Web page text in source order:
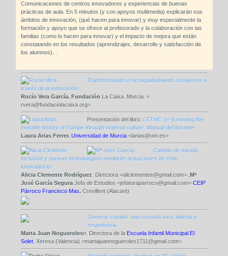
Comunicaciones de centros innovadores y experiencias de buenas
prácticas de aula. En 5 minutos (y con apoyos multimedia) explicarán sus
ámbitos de innovación, (qué hacen para innovar) y muy especialmente la
formación y apoyo que se ofrece al profesorado y la colaboración con las
familias (como lo hacen para innovar) y el impacto de mejora que están
constatando en los resultados (aprendizajes, desarrollo y satisfacción de
los alumnos). .
Transformando el acompañamiento a mayores a
través de la innovación.
Rocío Vera García. Fundación La Caixa. Murcia. <
rvera@fundaciolacaixa.org>
Presentación del libro: LETHE. (e-)Learning the
invisible history of Europe through material culture. Manual del docente.
Laura Arias Ferrer. Universidad de Murcia<larias@um.es>
Cambio de mirada.
Inclusión y nuevas metodologías mediante actuaciones de éxito
innovadoras
Alicia Clemente Rodríguez . Directora <aliclementee@gmail.com> , Mª
José García SeguraJefa de Estudios <jefaturaparroco@gmail.com> CEIP
Párroco Francisco Mas.Crevillent (Alacant)
Generar cambio: una escuela viva, abierta y
respetuosa.
Marta Juan Noguerolesn. Directora de la Escuela Infantil Municipal El
Solet. Xeresa (Valencia) <martajuannogueroles1711@gmail.com>